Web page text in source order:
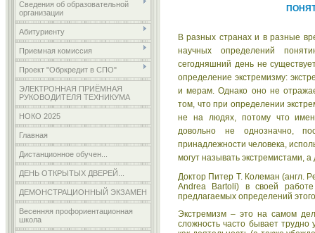
Сведения об образовательной
организации
Абитуриенту
Приемная комиссия
Проект "Обркредит в СПО"
ЭЛЕКТРОННАЯ ПРИЁМНАЯ
РУКОВОДИТЕЛЯ ТЕХНИКУМА
НОКО 2025
Главная
Дистанционное обучен...
ДЕНЬ ОТКРЫТЫХ ДВЕРЕЙ...
ДЕМОНСТРАЦИОННЫЙ ЭКЗАМЕН
Весенняя профориентационная
школа
В разных странах и в разные
научных определений
сегодняшний день не
определение экстремизму:
и мерам. Однако оно не
том, что при определении
не на людях, потому что
довольно не однозначно,
принадлежности человека,
могут называть экстремистами,
Доктор Питер Т. Колеман (англ.
Andrea Bartoli) в своей
предлагаемых определений
Экстремизм – это на самом
сложность часто бывает трудно